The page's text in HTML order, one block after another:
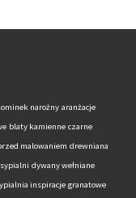
narożny aranżacje
blaty kamienne czarne
malowaniem drewniana
dywany wełniane
inspiracje granatowe